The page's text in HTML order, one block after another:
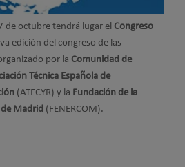
de octubre tendrá lugar el Congreso
edición del congreso de las
por la Comunidad de
Técnica Española de
(ATECYR) y la Fundación de la
de Madrid (FENERCOM).